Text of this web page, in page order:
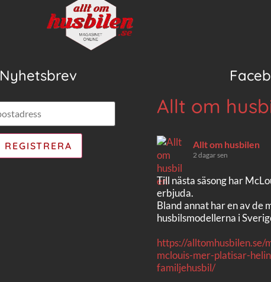
Nyhetsbrev
Allt om
Allt om husbilen
2 dagar sen
Till nästa säsong har
erbjuda.
Bland annat har en av de
husbilsmodellerna i
https://alltomhusbilen.se/
mclouis-mer-platisar-
familjehusbil/